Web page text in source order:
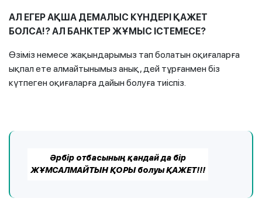
АЛ ЕГЕР АҚША ДЕМАЛЫС КҮНДЕРІ ҚАЖЕТ
БОЛСА!?АЛ БАНКТЕР ЖҰМЫС ІСТЕМЕСЕ?
Өзіміз немесе жақындарымыз тап болатын оқиғаларға
ықпал ете алмайтынымыз анық, дей тұрғанмен біз
күтпеген оқиғаларға дайын болуға тиіспіз.
Әрбір отбасының қандай да бір
ЖҰМСАЛМАЙТЫН ҚОРЫ болуы ҚАЖЕТ!!!